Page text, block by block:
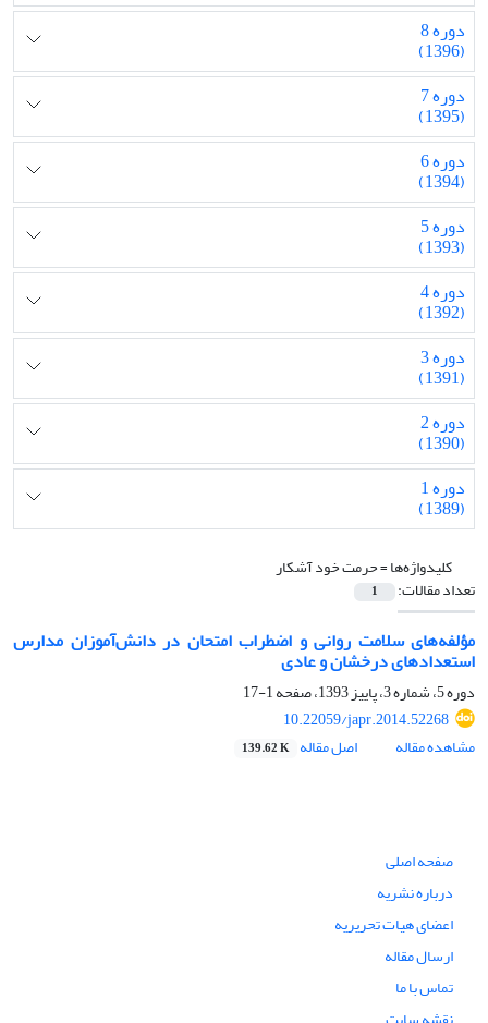
دوره 8
(1396)
دوره 7
(1395)
دوره 6
(1394)
دوره 5
(1393)
دوره 4
(1392)
دوره 3
(1391)
دوره 2
(1390)
دوره 1
(1389)
کلیدواژه‌ها =حرمت ‌خود آشکار
تعداد مقالات: 1
مؤلفه‌های سلامت روانی و اضطراب امتحان در دانش‌آموزان مدارس
استعدادهای درخشان و عادی
دوره 5، شماره 3، پاییز 1393، صفحه
1-17
10.22059/japr.2014.52268
مشاهده مقاله
اصل مقاله 139.62 K
صفحه اصلی
درباره نشریه
اعضای هیات تحریریه
ارسال مقاله
تماس با ما